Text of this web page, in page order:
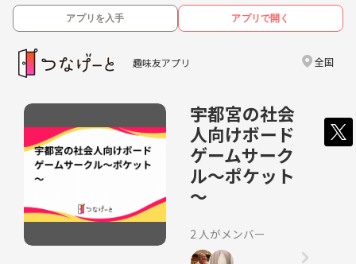
アプリを入手 アプリで開く
趣味友アプリ 全国
宇都宮の社会
人向けボード
ゲームサーク
ル～ポケット
～
2 人がメンバー